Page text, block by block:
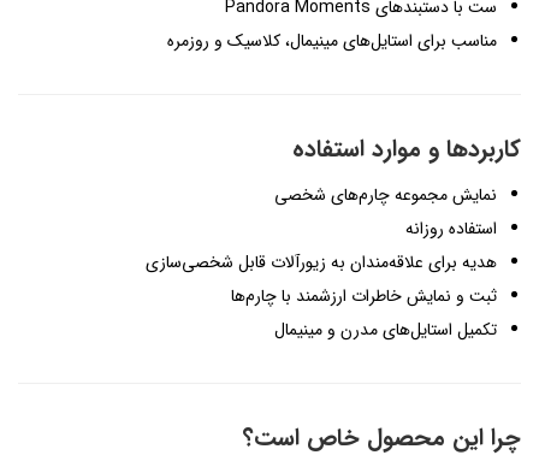
ست با دستبندهای Pandora Moments
مناسب برای استایل‌های مینیمال، کلاسیک و روزمره
کاربردها و موارد استفاده
نمایش مجموعه چارم‌های شخصی
استفاده روزانه
هدیه برای علاقه‌مندان به زیورآلات قابل شخصی‌سازی
ثبت و نمایش خاطرات ارزشمند با چارم‌ها
تکمیل استایل‌های مدرن و مینیمال
چرا این محصول خاص است؟